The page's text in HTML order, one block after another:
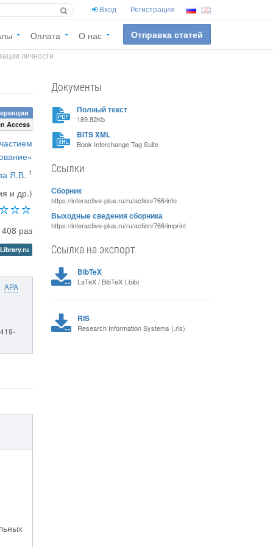
Вход Регистрация
Оплата О нас Отправка статей
личности
Access
Я.В. 1
и др.)
раз
APA
Документы
Полный текст
189.82Kb
BITS XML
Book Interchange Tag Suite
Ссылки
Сборник
https://interactive-plus.ru/ru/action/766/info
Выходные сведения сборника
https://interactive-plus.ru/ru/action/766/imprint
Ссылка на экспорт
BibTeX
LaTeX / BibTeX (.bib)
RIS
Research Information Systems (.ris)